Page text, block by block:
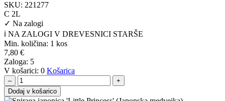
SKU: 221277
C 2L
✓ Na zalogi
ℹ️ NA ZALOGI V DREVESNICI STARŠE
Min. količina: 1 kos
7,80 €
Zaloga: 5
V košarici: 0 Košarica
–
+
Dodaj v košarico